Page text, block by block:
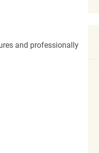
and professionally